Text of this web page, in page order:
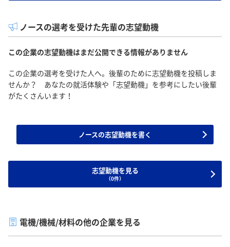
ノースの選考を受けた先輩の志望動機
この企業の志望動機はまだ公開できる情報がありません
この企業の選考を受けた人へ。後輩のために志望動機を投稿しま
せんか？ あなたの就活体験や「志望動機」を参考にしたい後輩
がたくさんいます！
ノースの志望動機を書く
志望動機を見る
（0件）
電機/機械/材料の他の企業を見る